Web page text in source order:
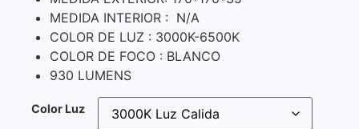
MEDIDA INTERIOR : N/A
COLOR DE LUZ : 3000K-6500K
COLOR DE FOCO : BLANCO
930 LUMENS
Color Luz